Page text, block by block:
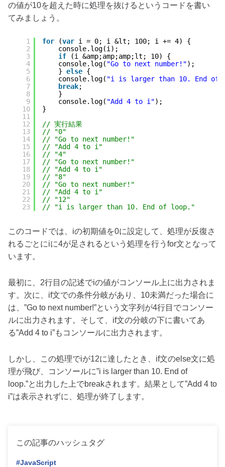
の値が10を超えた時に処理を抜けるというコードを書い
てみましょう。
1
2
3
4
5
6
7
8
9
10
11
12
13
14
15
16
17
18
19
20
21
22
23
for (var i = 0; i &lt; 100; i += 4) {
console.log(i);
if
(i &amp;amp;amp;lt; 10) {
console.log( "Go to next number!");
} else {
console.log( "i is larger than 10. End of
break;
}
console.log( "Add 4 to i");
}
// 実行結果
// "0"
// "Go to next number!"
// "Add 4 to i"
// "4"
// "Go to next number!"
// "Add 4 to i"
// "8"
// "Go to next number!"
// "Add 4 to i"
// "12"
// "i is larger than 10. End of loop."
このコードでは、iの初期値を0に設定して、処理が反復さ
れるごとにiに4が足されるという処理を行うfor文となって
います。
最初に、2行目の記述でiの値がコンソール上に出力されま
す。次に、if文での条件分岐があり、10未満だった場合に
は、”Go to next number!”という文字列が4行目でコンソー
ルに出力されます。そして、if文の分岐の下に書いてあ
る”Add 4 to i”もコンソールに出力されます。
しかし、この処理でiが12に達したとき、if文のelse文に処
理が飛び、コンソールに”i is larger than 10. End of
loop.”と出力した上でbreakされます。結果として”Add 4 to
i”は表示されずに、処理が終了します。
この記事のハッシュタグ
#JavaScript